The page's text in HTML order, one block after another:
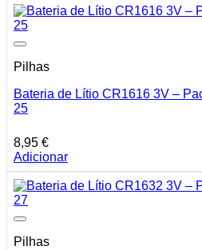
Pilhas
Bateria de Lítio CR1616 3V –
25
8,95 €
Adicionar
Pilhas